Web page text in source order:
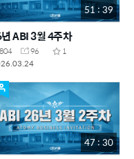
51 : 39
ABI 3월 4주차
804 96
1
47 : 30